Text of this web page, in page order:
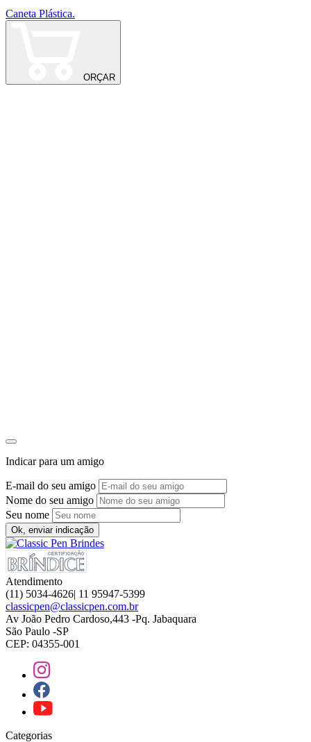
Caneta Plástica.
ORÇAR
Indicar para um amigo
E-mail do seu amigo
Nome do seu amigo
Seu nome
Ok, enviar indicação
Atendimento
(11) 5034-4626| 11 95947-5399
classicpen@classicpen.com.br
Av João Pedro Cardoso,443 -Pq. Jabaquara
São Paulo -SP
CEP: 04355-001
Categorias